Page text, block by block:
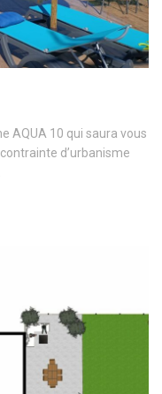
AQUA 10 qui saura vous
d’urbanisme